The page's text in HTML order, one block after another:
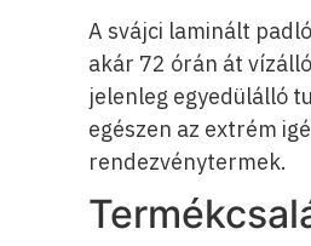
A svájci laminált
akár 72 órán át
jelenleg egyedülálló
egészen az extrém
rendezvénytermek.